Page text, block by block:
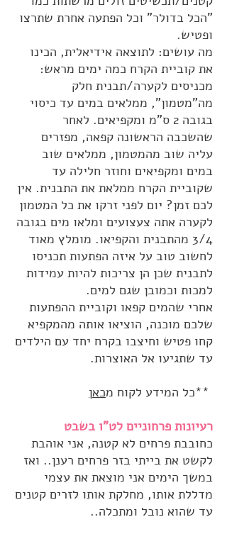
"הכל בדולר" וכל הפתעה אחרת שתרצו
ופטיש.
מה עושים: לתוצאה אידיאלית, הכינו
את קוביית הקרח כמה ימים מראש:
מכניסים לקערה/תבנית חלק
מה"מטמון", ממלאים במים עד כיסוי
בגובה 2 ס"מ ומקפיאים. לאחר
שהשכבה הראשונה קפאה, מפזרים
עליה שוב מהמטמון, ממלאים שוב
במים ומקפיאים וחוזר חלילה עד
שקוביית הקרח ממלאת את התבנית. אין
לכם זמן? יום לפני זרקו את כל המטמון
לקערה אתה צעצועים ומלאו מים בגובה
3/4 מהתבנית והקפיאו. מומלץ מאוד
לחשוב טוב על איזה הפתעות תכניסו
לתבנית שכן הן צריכות להיות עמידות
למכות וכמובן שגם למים.
אחרי שהמים קפאו וקוביית ההפתעות
שלכם מוכנה, הוציאו אותה מהמקפיא
קחו פטיש וחיצבו בקרח יחד עם הילדים
עד שתגיעו אל האוצרות.
**כל המידע לקוח מכאן
רעיונות פרחוניים לט"ו בשבט
כחובבת פרחים לא קטנה, אני אוהבת
לקשט את בייתי בזר פרחים רענן.. ואז
במשך הימים אני מוצאת את עצמי
מדללת אותו, מחלקת אותו לזרים קטנים
עד שהוא נובל ומתכלה..